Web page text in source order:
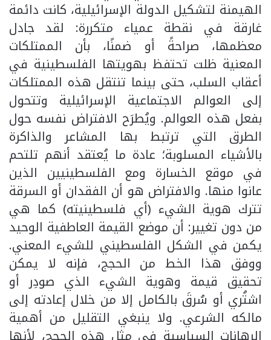
الهيمنة لتشكيل الدولة الإسرائيلية، كانت دائمة
غارقة في نقطة عمياء متكررة: لقد جادل
معظمها، صراحةً أو ضمنًا، بأن الممتلكات
المعنية ظلت تحتفظ بهويتها الفلسطينية في
أعقاب السلب، حتى بينما تنتقل هذه الممتلكات
إلى العوالم الاجتماعية الإسرائيلية وتتحول
بفعل هذه العوالم. ويُطرَح الافتراض نفسه حول
الطرق التي ترتبط بها المشاعر والذاكرة
بالأشياء المسلوبة؛ عادة ما يُعتقد أنهم تلتحم
في موقع الخسارة ومع الفلسطينيين الذين
عانوا منها. والافتراض هو أن الفقدان أو السرقة
تترك هوية الشيء (أي فلسطينيته) كما هي
من دون تغيير: أن موضع القيمة العاطفية الوحيد
يكمن في الشكل الفلسطيني للشيء المعني.
ووفق هذا الخط من الحجج، فإنه لا يمكن
تحقيق قيمة وهوية الشيء الذي صودِر أو
اشتُري أو سُرقَ بالكامل إلا من خلال إعادته إلى
مالكه الشرعي. ولا ينبغي التقليل من أهمية